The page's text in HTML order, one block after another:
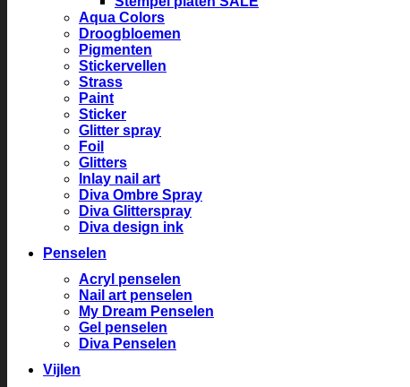
Aqua Colors
Droogbloemen
Pigmenten
Stickervellen
Strass
Paint
Sticker
Glitter spray
Foil
Glitters
Inlay nail art
Diva Ombre Spray
Diva Glitterspray
Diva design ink
Penselen
Acryl penselen
Nail art penselen
My Dream Penselen
Gel penselen
Diva Penselen
Vijlen